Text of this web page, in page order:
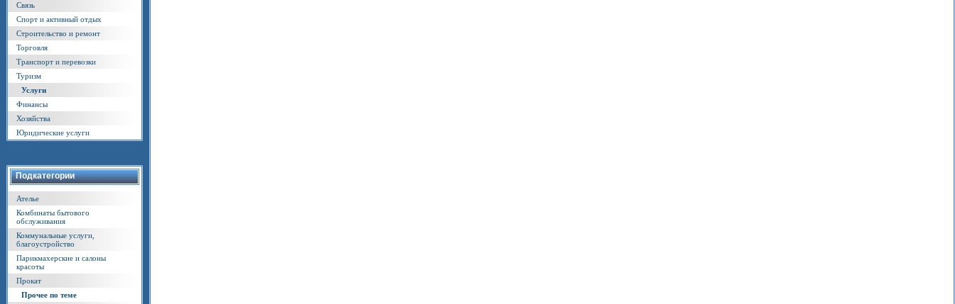
Связь
Спорт и активный отдых
Строительство и ремонт
Торговля
Транспорт и перевозки
Туризм
Услуги
Финансы
Хозяйства
Юридические услуги
Подкатегории
Ателье
Комбинаты бытового
обслуживания
Коммунальные услуги,
благоустройство
Парикмахерские и салоны
красоты
Прокат
Прочее по теме